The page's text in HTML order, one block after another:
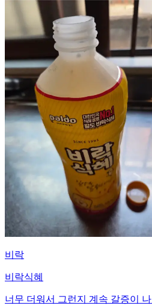
비락
비락식혜
너무 더워서 그런지 계속 갈증이